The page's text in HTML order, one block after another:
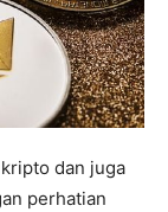
dan juga
perhatian